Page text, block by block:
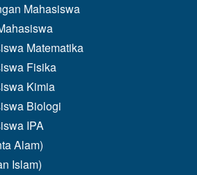
Mahasiswa
Matematika
Fisika
Kimia
Biologi
IPA
Alam)
Islam)